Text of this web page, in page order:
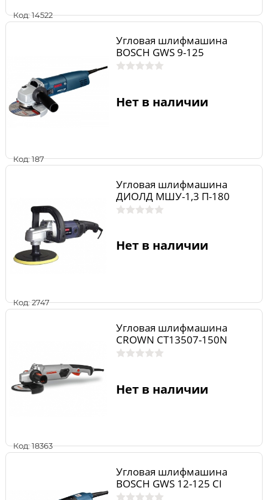
Код: 14522
Код: 187
Угловая шлифмашина
BOSCH GWS 9-125
Нет в наличии
Код: 2747
Угловая шлифмашина
ДИОЛД МШУ-1,3 П-180
Нет в наличии
Код: 18363
Угловая шлифмашина
CROWN CT13507-150N
Нет в наличии
Угловая шлифмашина
BOSCH GWS 12-125 CI